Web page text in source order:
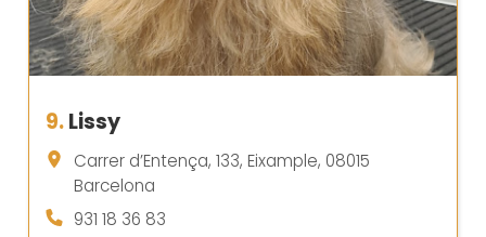
9.Lissy
Carrer d’Entença, 133, Eixample, 08015
Barcelona
931 18 36 83